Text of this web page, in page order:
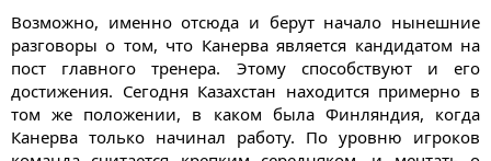
Возможно, именно отсюда и берут начало нынешние
разговоры о том, что Канерва является кандидатом на
пост главного тренера. Этому способствуют и его
достижения. Сегодня Казахстан находится примерно в
том же положении, в каком была Финляндия, когда
Канерва только начинал работу. По уровню игроков